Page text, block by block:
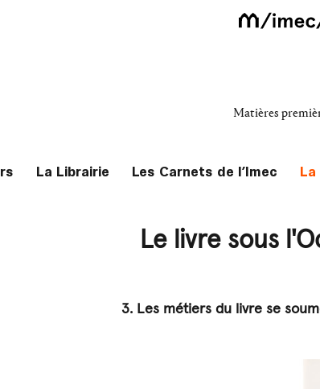
Matières
La Librairie Les Carnets de l’Imec
Le livre sous
3. Les métiers du livre se